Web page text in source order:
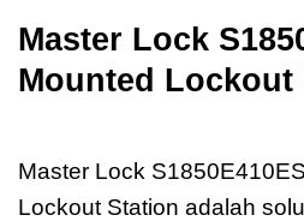
Master Lock
Mounted Lockout
Master Lock
Lockout Station adalah